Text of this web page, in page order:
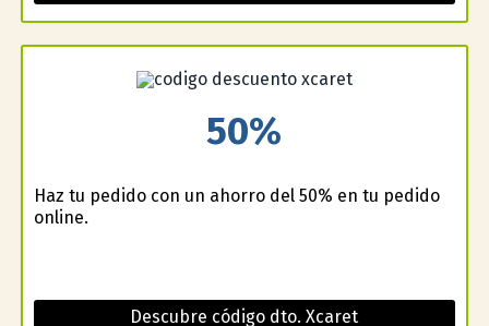
50%
Haz tu pedido con un ahorro del 50% en tu pedido
online.
Descubre código dto. Xcaret